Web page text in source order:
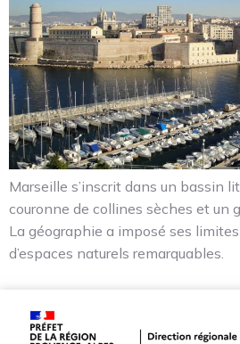
Marseille s’inscrit dans un bassin
couronne de collines sèches et un
La géographie a imposé ses
d’espaces naturels remarquables.